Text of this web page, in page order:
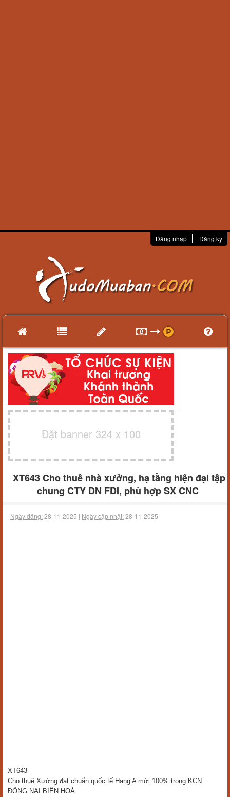
Đăng nhập Đăng ký
Đặt banner 324 x 100
XT643 Cho thuê nhà xưởng, hạ tầng hiện đại tập
chung CTY DN FDI, phù hợp SX CNC
Ngày đăng:28-11-2025 | Ngày cập nhật:28-11-2025
XT643
Cho thuê Xưởng đạt chuẩn quốc tế Hạng A mới 100% trong KCN
ĐỒNG NAI BIÊN HOÀ